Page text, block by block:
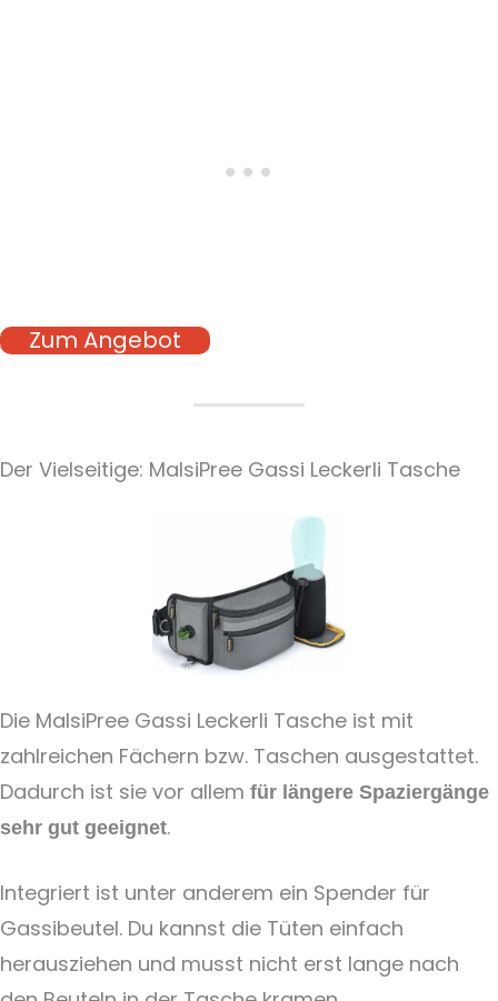
Zum Angebot
Der Vielseitige: MalsiPree Gassi Leckerli Tasche
Die MalsiPree Gassi Leckerli Tasche ist mit
zahlreichen Fächern bzw. Taschen ausgestattet.
Dadurch ist sie vor allem für längere Spaziergänge
sehr gut geeignet.
Integriert ist unter anderem ein Spender für
Gassibeutel. Du kannst die Tüten einfach
herausziehen und musst nicht erst lange nach